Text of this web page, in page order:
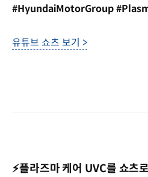
#HyundaiMotorGroup
유튜브 쇼츠 보기 >
⚡플라즈마 케어 UVC를 쇼츠